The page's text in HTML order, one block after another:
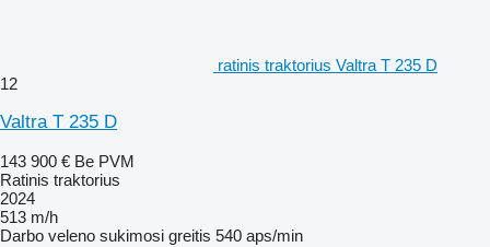
ratinis traktorius Valtra T 235 D
12
Valtra T 235 D
143 900 € Be PVM
Ratinis traktorius
2024
513 m/h
Darbo veleno sukimosi greitis 540 aps/min